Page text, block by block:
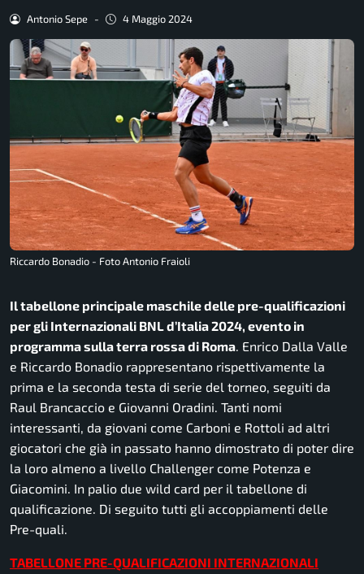
Antonio Sepe - 4 Maggio 2024
Riccardo Bonadio - Foto Antonio Fraioli
Il tabellone principale maschile delle pre-qualificazioni
per gli Internazionali BNL d’Italia 2024, evento in
programma sulla terra rossa di Roma. Enrico Dalla Valle
e Riccardo Bonadio rappresentano rispettivamente la
prima e la seconda testa di serie del torneo, seguiti da
Raul Brancaccio e Giovanni Oradini. Tanti nomi
interessanti, da giovani come Carboni e Rottoli ad altri
giocatori che già in passato hanno dimostrato di poter dire
la loro almeno a livello Challenger come Potenza e
Giacomini. In palio due wild card per il tabellone di
qualificazione. Di seguito tutti gli accoppiamenti delle
Pre-quali.
TABELLONE PRE-QUALIFICAZIONI INTERNAZIONALI